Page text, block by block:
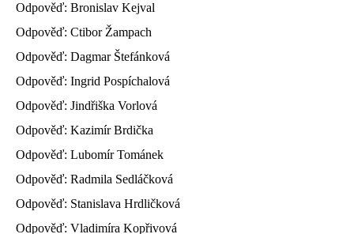
Odpověď: Bronislav Kejval
Odpověď: Ctibor Žampach
Odpověď: Dagmar Štefánková
Odpověď: Ingrid Pospíchalová
Odpověď: Jindřiška Vorlová
Odpověď: Kazimír Brdička
Odpověď: Lubomír Tománek
Odpověď: Radmila Sedláčková
Odpověď: Stanislava Hrdličková
Odpověď: Vladimíra Kopřivová